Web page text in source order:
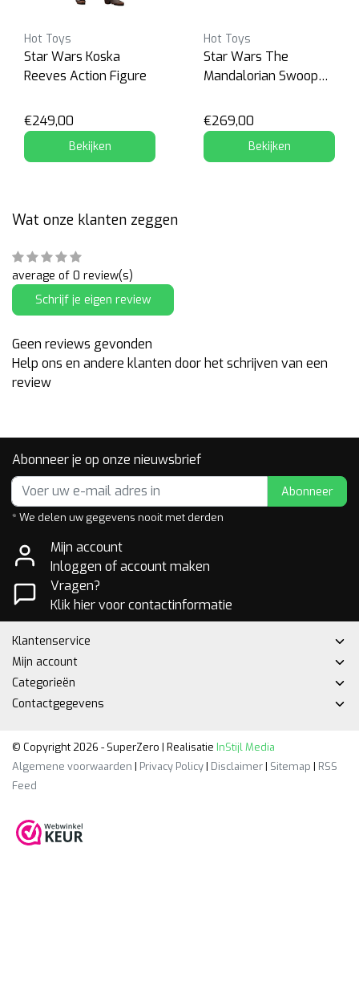
Hot Toys
Star Wars Koska
Reeves Action Figure
€249,00
Bekijken
Hot Toys
Star Wars The
Mandalorian Swoop
€269,00
Bekijken
Wat onze klanten zeggen
average of 0 review(s)
Schrijf je eigen review
Geen reviews gevonden
Help ons en andere klanten door het schrijven van een
review
Abonneer je op onze nieuwsbrief
Abonneer
* We delen uw gegevens nooit met derden
Mijn account
Inloggen of account maken
Vragen?
Klik hier voor contactinformatie
Klantenservice
Mijn account
Categorieën
Contactgegevens
© Copyright 2026 - SuperZero | Realisatie InStijl Media
Algemene voorwaarden | Privacy Policy| Disclaimer| Sitemap | RSS
Feed